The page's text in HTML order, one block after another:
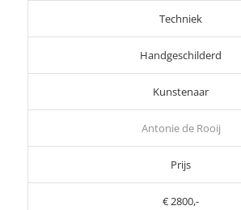
Techniek
Handgeschilderd
Kunstenaar
Antonie de Rooij
Prijs
€ 2800,-